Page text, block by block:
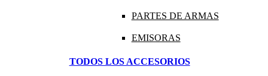
PARTES DE ARMAS
EMISORAS
TODOS LOS ACCESORIOS